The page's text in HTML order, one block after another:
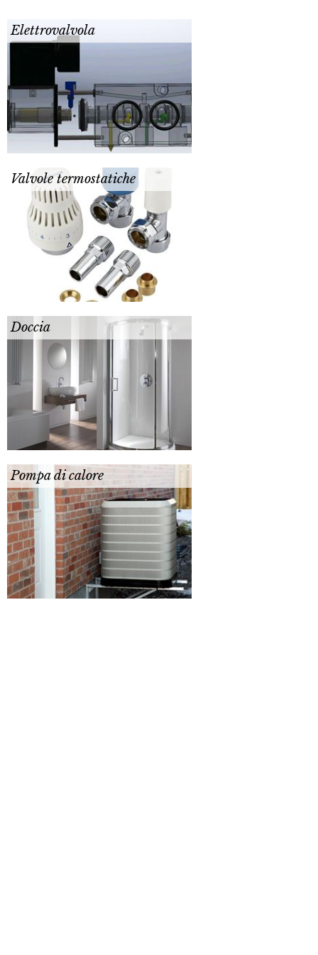
Elettrovalvola
Valvole termostatiche
Doccia
Pompa di calore